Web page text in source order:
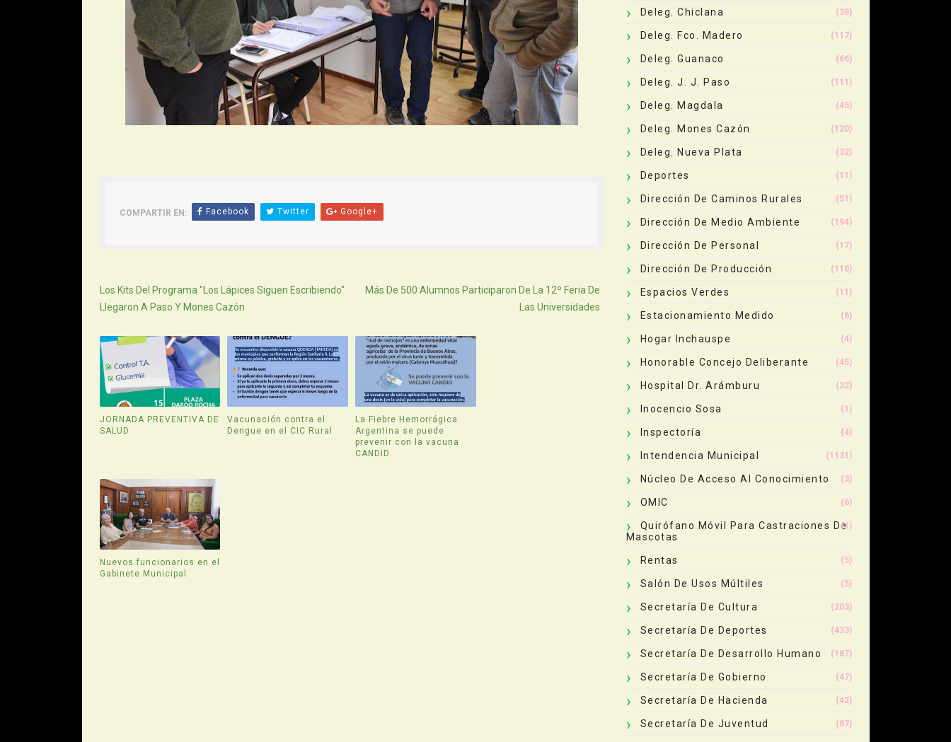
COMPARTIR EN: Facebook Twitter Google+
Los Kits Del Programa "Los Lápices Siguen Escribiendo"
Llegaron A Paso Y Mones Cazón
Más De 500 Alumnos Participaron De La 12º Feria De
Las Universidades
JORNADA PREVENTIVA DE
SALUD
Vacunación contra el
Dengue en el CIC Rural
La Fiebre Hemorrágica
Argentina se puede
prevenir con la vacuna
CANDID
Nuevos funcionarios en el
Gabinete Municipal
Deleg. Chiclana (38)
Deleg. Fco. Madero (117)
Deleg. Guanaco (66)
Deleg. J. J. Paso (111)
Deleg. Magdala (45)
Deleg. Mones Cazón (120)
Deleg. Nueva Plata (32)
Deportes (11)
Dirección De Caminos Rurales (51)
Dirección De Medio Ambiente (194)
Dirección De Personal (17)
Dirección De Producción (110)
Espacios Verdes (11)
Estacionamiento Medido (6)
Hogar Inchauspe (4)
Honorable Concejo Deliberante (45)
Hospital Dr. Arámburu (32)
Inocencio Sosa (1)
Inspectoría (4)
Intendencia Municipal (1131)
Núcleo De Acceso Al Conocimiento (3)
OMIC (6)
Quirófano Móvil Para Castraciones De
Mascotas
(1)
Rentas (5)
Salón De Usos Múltiles (5)
Secretaría De Cultura (203)
Secretaría De Deportes (433)
Secretaría De Desarrollo Humano (187)
Secretaría De Gobierno (47)
Secretaría De Hacienda (42)
Secretaría De Juventud (87)